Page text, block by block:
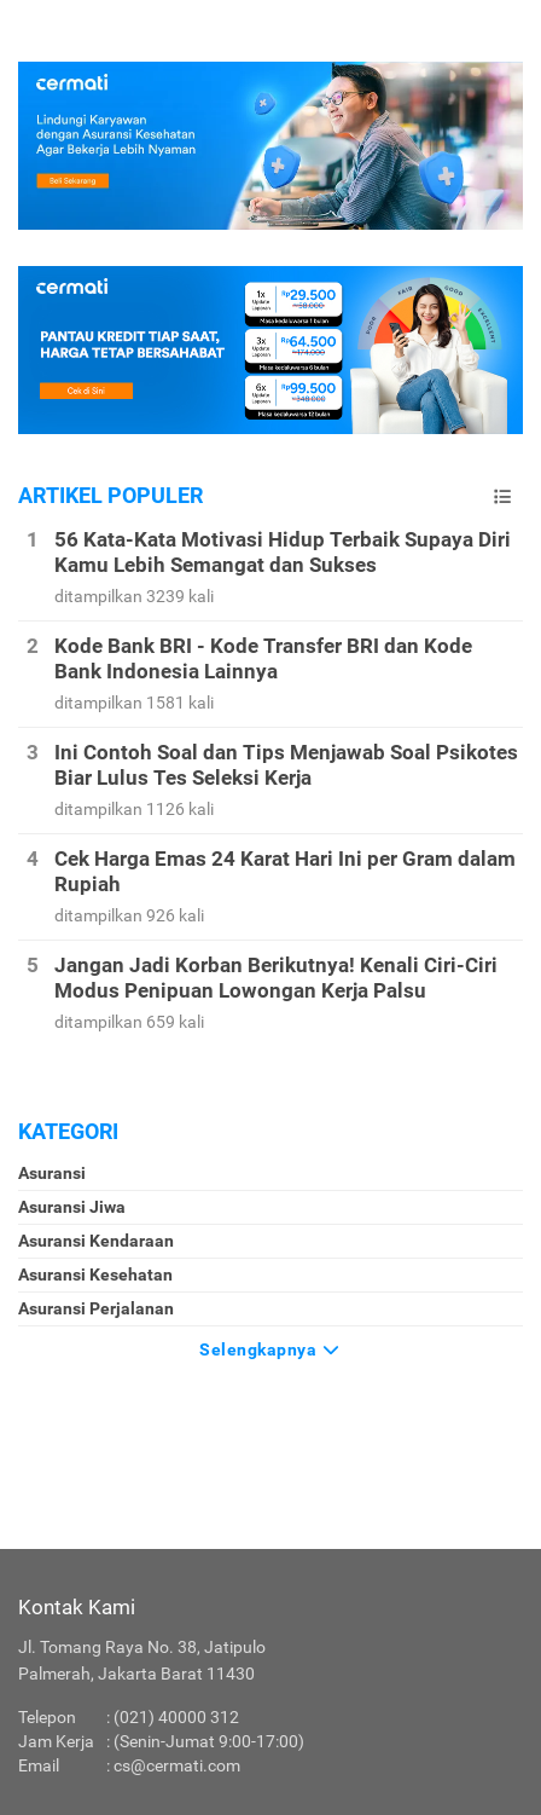
ARTIKEL POPULER
56 Kata-Kata Motivasi Hidup Terbaik Supaya Diri
Kamu Lebih Semangat dan Sukses
ditampilkan 3239 kali
Kode Bank BRI - Kode Transfer BRI dan Kode
Bank Indonesia Lainnya
ditampilkan 1581 kali
Ini Contoh Soal dan Tips Menjawab Soal Psikotes
Biar Lulus Tes Seleksi Kerja
ditampilkan 1126 kali
Cek Harga Emas 24 Karat Hari Ini per Gram dalam
Rupiah
ditampilkan 926 kali
Jangan Jadi Korban Berikutnya! Kenali Ciri-Ciri
Modus Penipuan Lowongan Kerja Palsu
ditampilkan 659 kali
KATEGORI
Asuransi
Asuransi Jiwa
Asuransi Kendaraan
Asuransi Kesehatan
Asuransi Perjalanan
Selengkapnya
Kontak Kami
Jl. Tomang Raya No. 38, Jatipulo
Palmerah, Jakarta Barat 11430
Telepon : (021) 40000 312
Jam Kerja
: (Senin-Jumat 9:00-17:00)
Email
:cs@cermati.com